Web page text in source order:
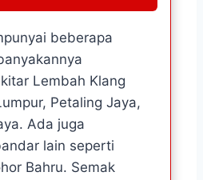
beberapa
Lembah Klang
Petaling Jaya,
Ada juga
lain seperti
Bahru. Semak